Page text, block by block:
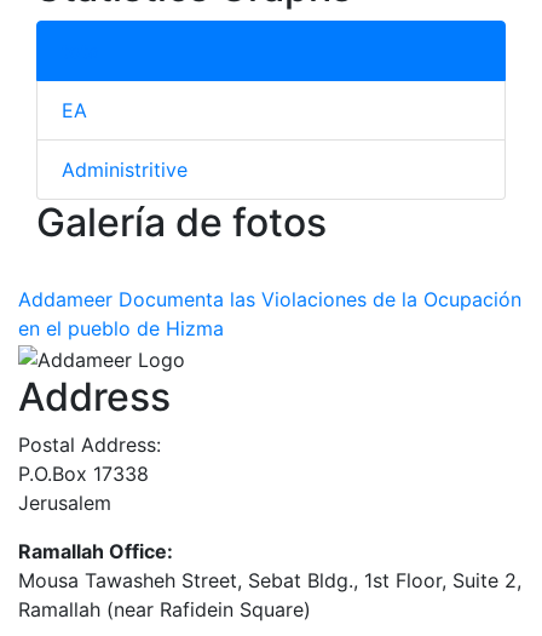
EA
Administritive
Galería de fotos
Addameer Documenta las Violaciones de la Ocupación
en el pueblo de Hizma
Address
Postal Address:
P.O.Box 17338
Jerusalem
Ramallah Office:
Mousa Tawasheh Street, Sebat Bldg., 1st Floor, Suite 2,
Ramallah (near Rafidein Square)